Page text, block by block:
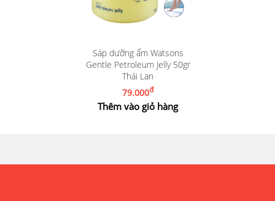
Sáp dưỡng ẩm Watsons
Gentle Petroleum Jelly 50gr
Thái Lan
79.000đ
Thêm vào giỏ hàng